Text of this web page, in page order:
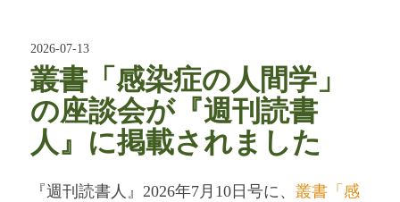
2026-07-13
叢書「感染症の人間学」
の座談会が『週刊読書
人』に掲載されました
『週刊読書人』2026年7月10日号に、叢書「感